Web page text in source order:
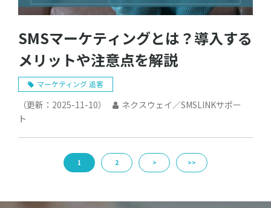
SMSマーケティングとは？導入する
メリットや注意点を解説
マーケティング 追客
（更新： 2025-11-10）
ネクスウェイ／SMSLINKサポー
ト
1 2 > >>